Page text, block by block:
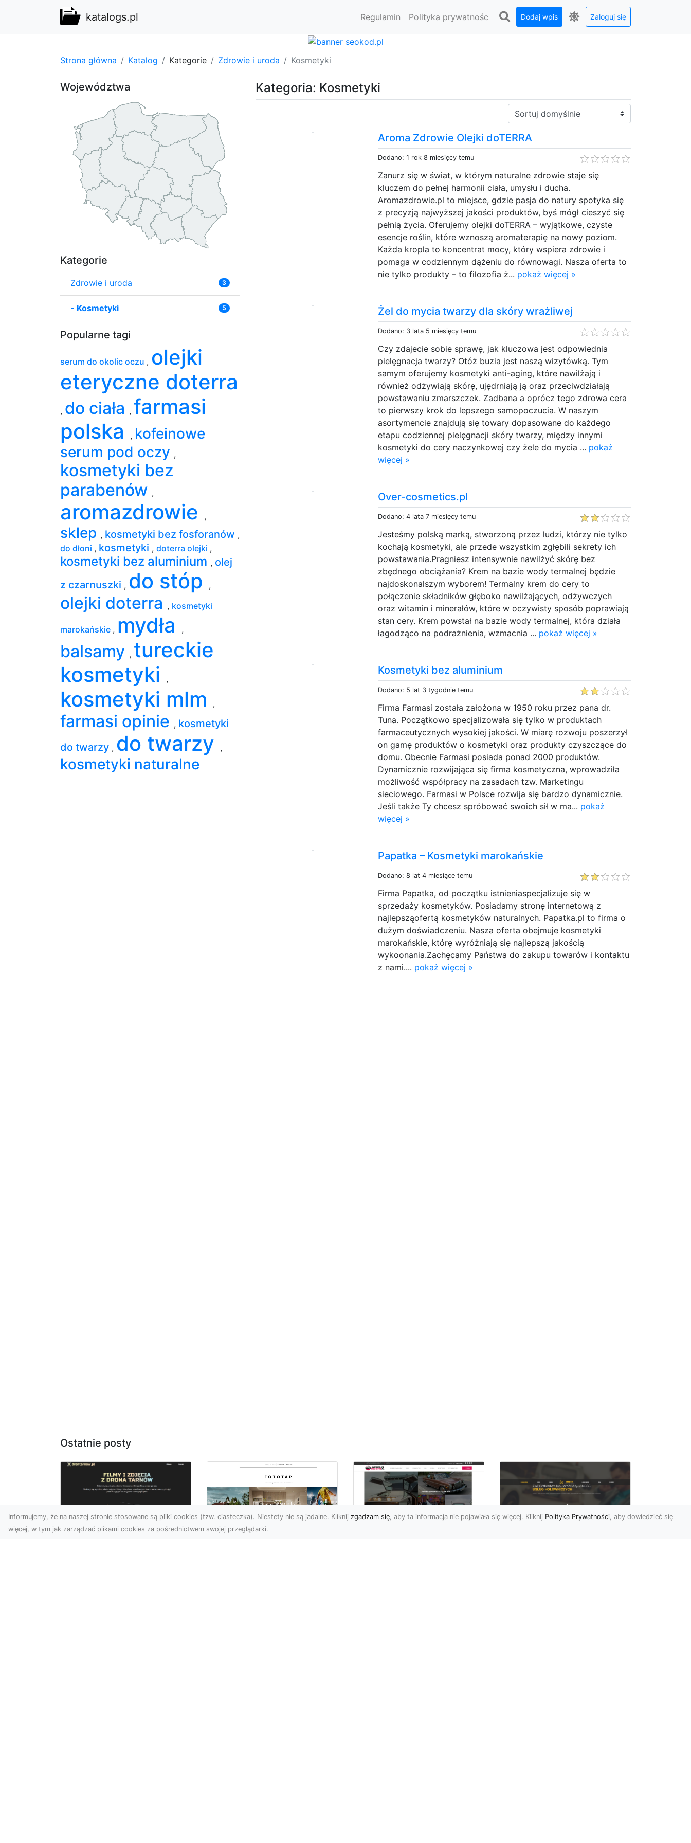
katalogs.pl Regulamin Polityka prywatnośc Dodaj wpis Zaloguj się
Strona główna Katalog Kategorie Zdrowie i uroda Kosmetyki
Kategoria: Kosmetyki
Sortuj:
Aroma Zdrowie Olejki doTERRA
Dodano: 1 rok 8 miesięcy temu
Zanurz się w świat, w którym naturalne zdrowie staje się
kluczem do pełnej harmonii ciała, umysłu i ducha.
Aromazdrowie.pl to miejsce, gdzie pasja do natury spotyka się
z precyzją najwyższej jakości produktów, byś mógł cieszyć się
pełnią życia. Oferujemy olejki doTERRA – wyjątkowe, czyste
esencje roślin, które wznoszą aromaterapię na nowy poziom.
Każda kropla to koncentrat mocy, który wspiera zdrowie i
pomaga w codziennym dążeniu do równowagi. Nasza oferta to
nie tylko produkty – to filozofia ż... pokaż więcej »
Żel do mycia twarzy dla skóry wrażliwej
Dodano: 3 lata 5 miesięcy temu
Czy zdajecie sobie sprawę, jak kluczowa jest odpowiednia
pielęgnacja twarzy? Otóż buzia jest naszą wizytówką. Tym
samym oferujemy kosmetyki anti-aging, które nawilżają i
również odżywiają skórę, ujędrniają ją oraz przeciwdziałają
powstawaniu zmarszczek. Zadbana a oprócz tego zdrowa cera
to pierwszy krok do lepszego samopoczucia. W naszym
asortymencie znajdują się towary dopasowane do każdego
etapu codziennej pielęgnacji skóry twarzy, między innymi
kosmetyki do cery naczynkowej czy żele do mycia ... pokaż
więcej »
Over-cosmetics.pl
Dodano: 4 lata 7 miesięcy temu
Jesteśmy polską marką, stworzoną przez ludzi, którzy nie tylko
kochają kosmetyki, ale przede wszystkim zgłębili sekrety ich
powstawania.Pragniesz intensywnie nawilżyć skórę bez
zbędnego obciążania? Krem na bazie wody termalnej będzie
najdoskonalszym wyborem! Termalny krem do cery to
połączenie składników głęboko nawilżających, odżywczych
oraz witamin i minerałów, które w oczywisty sposób poprawiają
stan cery. Krem powstał na bazie wody termalnej, która działa
łagodząco na podrażnienia, wzmacnia ... pokaż więcej »
Kosmetyki bez aluminium
Dodano: 5 lat 3 tygodnie temu
Firma Farmasi została założona w 1950 roku przez pana dr.
Tuna. Początkowo specjalizowała się tylko w produktach
farmaceutycznych wysokiej jakości. W miarę rozwoju poszerzył
on gamę produktów o kosmetyki oraz produkty czyszczące do
domu. Obecnie Farmasi posiada ponad 2000 produktów.
Dynamicznie rozwijająca się firma kosmetyczna, wprowadziła
możliwość współpracy na zasadach tzw. Marketingu
sieciowego. Farmasi w Polsce rozwija się bardzo dynamicznie.
Jeśli także Ty chcesz spróbować swoich sił w ma... pokaż
więcej »
Papatka – Kosmetyki marokańskie
Dodano: 8 lat 4 miesiące temu
Firma Papatka, od początku istnieniaspecjalizuje się w
sprzedaży kosmetyków. Posiadamy stronę internetową z
najlepsząofertą kosmetyków naturalnych. Papatka.pl to firma o
dużym doświadczeniu. Nasza oferta obejmuje kosmetyki
marokańskie, którę wyróżniają się najlepszą jakością
wykoonania.Zachęcamy Państwa do zakupu towarów i kontaktu
z nami.... pokaż więcej »
Województwa
Kategorie
Zdrowie i uroda 3
- Kosmetyki 5
Popularne tagi
serum do okolic oczu , olejki
eteryczne doterra
, do ciała , farmasi
polska
, kofeinowe
serum pod oczy ,
kosmetyki bez
parabenów ,
aromazdrowie ,
sklep , kosmetyki bez fosforanów ,
do dłoni , kosmetyki , doterra olejki ,
kosmetyki bez aluminium , olej
z czarnuszki , do stóp ,
olejki doterra , kosmetyki
marokańskie , mydła ,
balsamy , tureckie
kosmetyki
,
kosmetyki mlm ,
farmasi opinie , kosmetyki
do twarzy , do twarzy ,
kosmetyki naturalne
Ostatnie posty
Informujemy, że na naszej stronie stosowane są pliki cookies (tzw. ciasteczka). Niestety nie są jadalne. Kliknij zgadzam się, aby ta informacja nie pojawiała się więcej. Kliknij Polityka Prywatności, aby dowiedzieć się
więcej, w tym jak zarządzać plikami cookies za pośrednictwem swojej przeglądarki.